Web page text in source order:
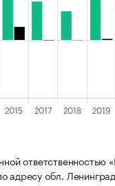
ответственностью
адресу обл.